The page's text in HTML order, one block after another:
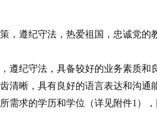
，遵纪守法，热爱祖国，忠诚党
遵纪守法，具备较好的业务素质
清晰，具有良好的语言表达和沟通
需求的学历和学位（详见附件1）